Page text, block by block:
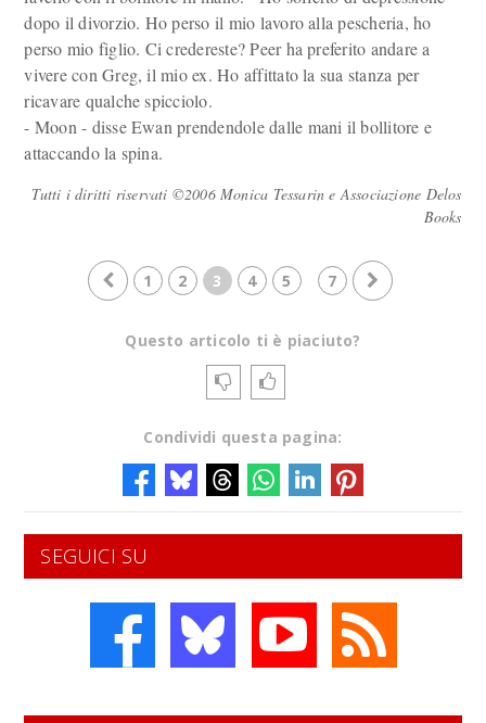
dopo il divorzio. Ho perso il mio lavoro alla pescheria, ho
perso mio figlio. Ci credereste? Peer ha preferito andare a
vivere con Greg, il mio ex. Ho affittato la sua stanza per
ricavare qualche spicciolo.
- Moon - disse Ewan prendendole dalle mani il bollitore e
attaccando la spina.
Tutti i diritti riservati ©2006 Monica Tessarin e Associazione Delos
Books
1 2 3 4 5 7
Questo articolo ti è piaciuto?
Condividi questa pagina:
SEGUICI SU